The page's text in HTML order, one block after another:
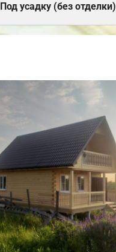
Под усадку (без отделки)